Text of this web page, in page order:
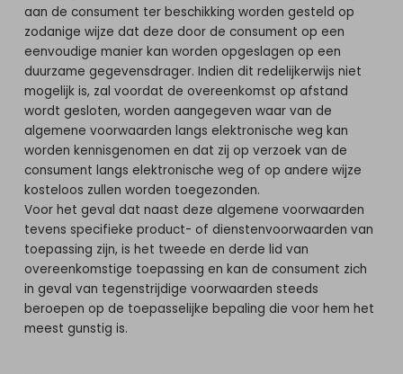
aan de consument ter beschikking worden gesteld op
zodanige wijze dat deze door de consument op een
eenvoudige manier kan worden opgeslagen op een
duurzame gegevensdrager. Indien dit redelijkerwijs niet
mogelijk is, zal voordat de overeenkomst op afstand
wordt gesloten, worden aangegeven waar van de
algemene voorwaarden langs elektronische weg kan
worden kennisgenomen en dat zij op verzoek van de
consument langs elektronische weg of op andere wijze
kosteloos zullen worden toegezonden.
Voor het geval dat naast deze algemene voorwaarden
tevens specifieke product- of dienstenvoorwaarden van
toepassing zijn, is het tweede en derde lid van
overeenkomstige toepassing en kan de consument zich
in geval van tegenstrijdige voorwaarden steeds
beroepen op de toepasselijke bepaling die voor hem het
meest gunstig is.